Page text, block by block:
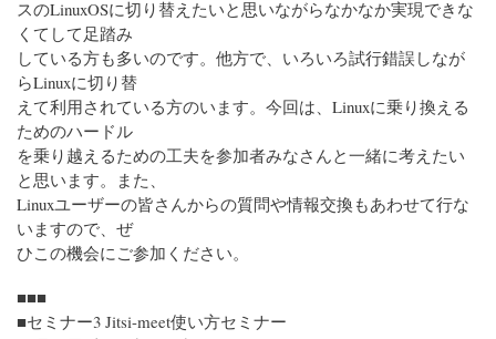
スのLinuxOSに切り替えたいと思いながらなかなか実現できな
くてして足踏み
している方も多いのです。他方で、いろいろ試行錯誤しなが
らLinuxに切り替
えて利用されている方のいます。今回は、Linuxに乗り換える
ためのハードル
を乗り越えるための工夫を参加者みなさんと一緒に考えたい
と思います。また、
Linuxユーザーの皆さんからの質問や情報交換もあわせて行な
いますので、ぜ
ひこの機会にご参加ください。
■■■
■セミナー3 Jitsi-meet使い方セミナー